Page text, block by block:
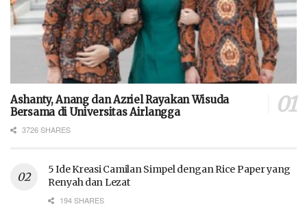
Ashanty, Anang dan Azriel Rayakan Wisuda
Bersama di Universitas Airlangga
3726 SHARES
5 Ide Kreasi Camilan Simpel dengan Rice Paper yang
Renyah dan Lezat
194 SHARES